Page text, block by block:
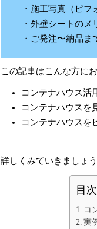
・施工写真（ビフ
・外壁シートのメ
・ご発注〜納品ま
この記事はこんな方に
コンテナハウス活
コンテナハウスを
コンテナハウスを
詳しくみていきましょう
目次
コ
実